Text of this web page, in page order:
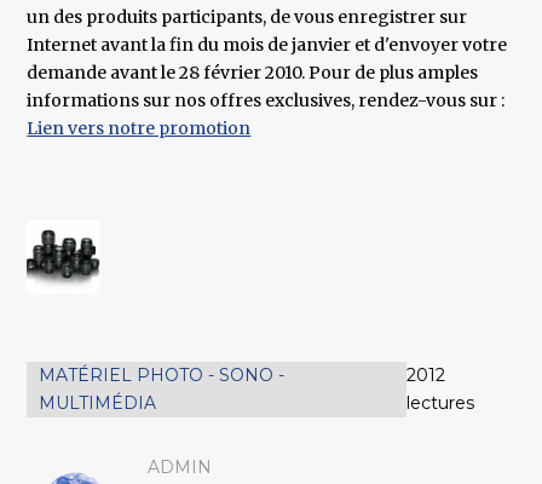
un des produits participants, de vous enregistrer sur
Internet avant la fin du mois de janvier et d'envoyer votre
demande avant le 28 février 2010. Pour de plus amples
informations sur nos offres exclusives, rendez-vous sur :
Lien vers notre promotion
MATÉRIEL PHOTO - SONO -
MULTIMÉDIA
2012
lectures
ADMIN